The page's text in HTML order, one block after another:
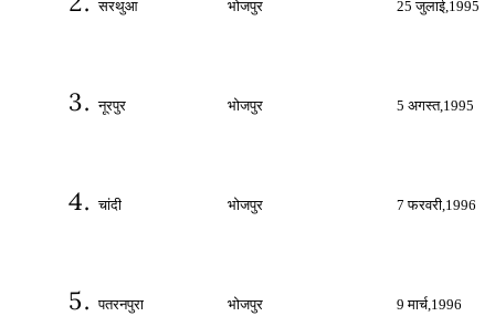
सरथुआ भोजपुर 25जुलाई,1995
नूरपुर भोजपुर 5 अगस्‍त,1995
चांदी भोजपुर 7फरवरी,1996
पतरनपुरा भोजपुर 9मार्च,1996